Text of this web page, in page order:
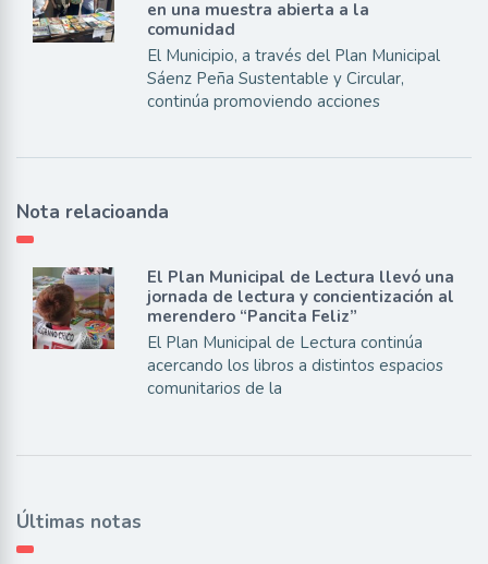
en una muestra abierta a la
comunidad
El Municipio, a través del Plan Municipal
Sáenz Peña Sustentable y Circular,
continúa promoviendo acciones
Nota relacioanda
El Plan Municipal de Lectura llevó una
jornada de lectura y concientización al
merendero “Pancita Feliz”
El Plan Municipal de Lectura continúa
acercando los libros a distintos espacios
comunitarios de la
Últimas notas